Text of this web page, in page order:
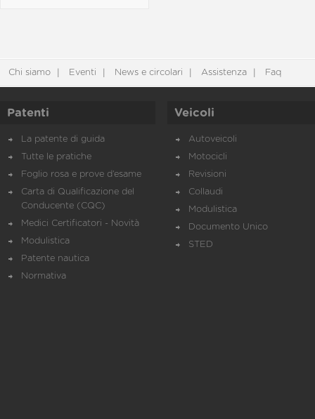
Chi siamo Eventi News e circolari Assistenza Faq
Patenti
La patente di guida
Tutte le pratiche
Foglio rosa e prove d’esame
Carta di Qualificazione del
Conducente (CQC)
Medici Certificatori - Novità
Modulistica
Patente nautica
Normativa
Veicoli
Autoveicoli
Motocicli
Revisioni
Collaudi
Modulistica
Documento Unico
STED